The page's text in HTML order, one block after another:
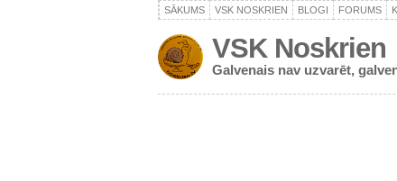
SĀKUMS VSK NOSKRIEN BLOGI FORUMS
VSK Noskrien
Galvenais nav uzvarēt,